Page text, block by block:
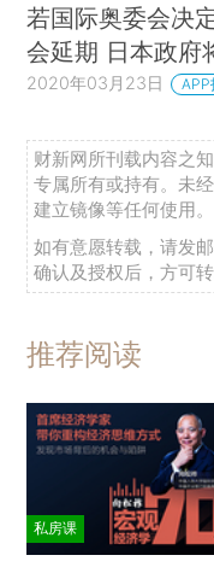
若国际奥委会决
会延期 日本政府
2020年03月23日 APP
财新网所刊载内容之
专属所有或持有。未
建立镜像等任何使用。
如有意愿转载，请发
确认及授权后，方可转
推荐阅读
私房课